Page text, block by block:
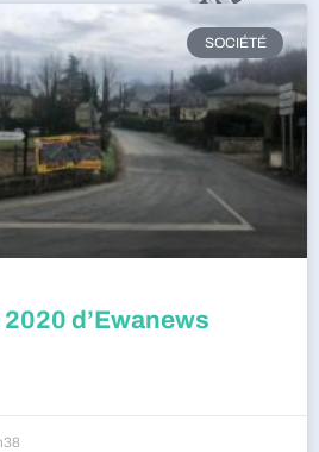
SOCIÉTÉ
d’Ewanews